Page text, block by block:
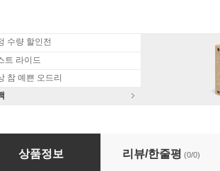
수량 할인전
트 라이드
참 예쁜 오드리
Roux - Trouble In Paradise
상품정보 리뷰/한줄평 (0/0)